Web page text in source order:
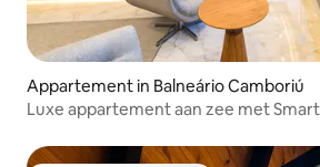
Appartement in Balneário Camboriú
Luxe appartement aan zee met